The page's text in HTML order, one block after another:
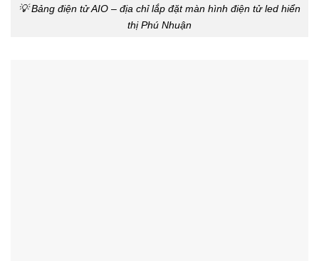
💡 Bảng điện tử AIO – địa chỉ lắp đặt màn hình điện tử led hiển
thị Phú Nhuận